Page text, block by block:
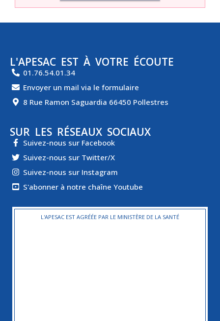
L'APESAC EST À VOTRE ÉCOUTE
01.76.54.01.34
Envoyer un mail via le formulaire
8 Rue Ramon Saguardia 66450 Pollestres
SUR LES RÉSEAUX SOCIAUX
Suivez-nous sur Facebook
Suivez-nous sur Twitter/X
Suivez-nous sur Instagram
S'abonner à notre chaîne Youtube
L'APESAC EST AGRÉÉE PAR LE MINISTÈRE DE LA SANTÉ